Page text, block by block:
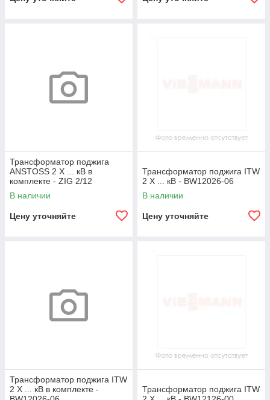
Трансформатор поджига
ANSTOSS 2 X ... кВ в
комплекте - ZIG 2/12
В наличии
Цену уточняйте
Трансформатор поджига ITW
2 X ... кВ - BW12026-06
В наличии
Цену уточняйте
Трансформатор поджига ITW
2 X ... кВ в комплекте -
Трансформатор поджига ITW